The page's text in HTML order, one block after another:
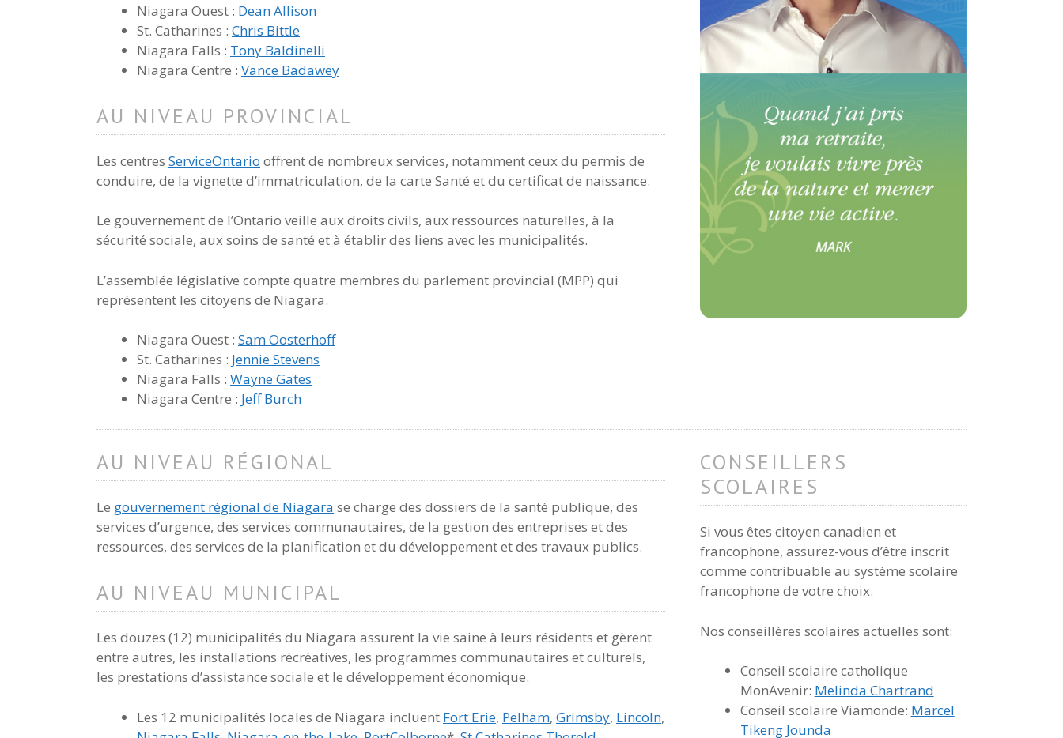
Niagara Ouest : Dean Allison
St. Catharines : Chris Bittle
Niagara Falls : Tony Baldinelli
Niagara Centre : Vance Badawey
AU NIVEAU PROVINCIAL
Les centres ServiceOntario offrent de nombreux services, notamment ceux du permis de
conduire, de la vignette d’immatriculation, de la carte Santé et du certificat de naissance.
Le gouvernement de l’Ontario veille aux droits civils, aux ressources naturelles, à la
sécurité sociale, aux soins de santé et à établir des liens avec les municipalités.
L’assemblée législative compte quatre membres du parlement provincial (MPP) qui
représentent les citoyens de Niagara.
Niagara Ouest : Sam Oosterhoff
St. Catharines : Jennie Stevens
Niagara Falls : Wayne Gates
Niagara Centre : Jeff Burch
AU NIVEAU RÉGIONAL
Le gouvernement régional de Niagara se charge des dossiers de la santé publique, des
services d’urgence, des services communautaires, de la gestion des entreprises et des
ressources, des services de la planification et du développement et des travaux publics.
AU NIVEAU MUNICIPAL
Les douzes (12) municipalités du Niagara assurent la vie saine à leurs résidents et gèrent
entre autres, les installations récréatives, les programmes communautaires et culturels,
les prestations d’assistance sociale et le développement économique.
Les 12 municipalités locales de Niagara incluent Fort Erie, Pelham, Grimsby, Lincoln,
CONSEILLERS
SCOLAIRES
Si vous êtes citoyen canadien et
francophone, assurez-vous d’être inscrit
comme contribuable au système scolaire
francophone de votre choix.
Nos conseillères scolaires actuelles sont:
Conseil scolaire catholique
MonAvenir: Melinda Chartrand
Conseil scolaire Viamonde: Marcel
Tikeng Jounda